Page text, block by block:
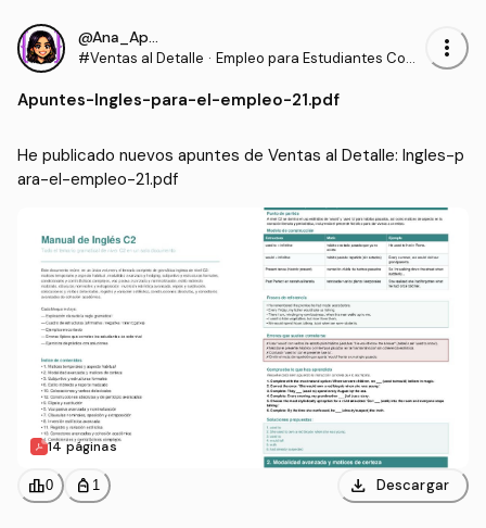
@Ana_Apuntes
#Ventas al Detalle · Empleo para Estudiantes Com
more_vert
Apuntes-Ingles-para-el-empleo-21.pdf
He publicado nuevos apuntes de Ventas al Detalle: Ingles-p
ara-el-empleo-21.pdf
14 páginas
leaderboard0 personal_bag 1 download Descargar